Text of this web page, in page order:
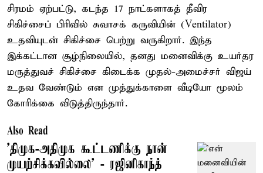
சிரமம் ஏற்பட்டு, கடந்த 17 நாட்களாகத் தீவிர
சிகிச்சைப் பிரிவில் சுவாசக் கருவியின் (Ventilator)
உதவியுடன் சிகிச்சை பெற்று வருகிறார். இந்த
இக்கட்டான சூழ்நிலையில், தனது மனைவிக்கு உயர்தர
மருத்துவச் சிகிச்சை கிடைக்க முதல்-அமைச்சர் விஜய்
உதவ வேண்டும் என முத்துக்காளை வீடியோ மூலம்
கோரிக்கை விடுத்திருந்தார்.
Also Read
’திமுக-அதிமுக கூட்டணிக்கு நான்
முயற்சிக்கவில்லை’ - ரஜினிகாந்த்